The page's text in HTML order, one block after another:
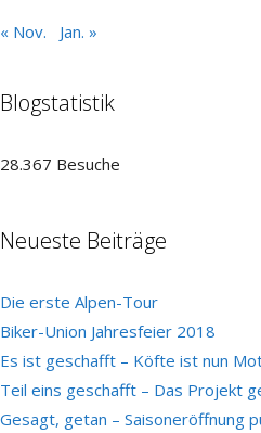
« Nov. Jan. »
Blogstatistik
28.367 Besuche
Neueste Beiträge
Die erste Alpen-Tour
Biker-Union Jahresfeier 2018
Es ist geschafft – Köfte ist nun
Teil eins geschafft – Das Projekt
Gesagt, getan – Saisoneröffnung